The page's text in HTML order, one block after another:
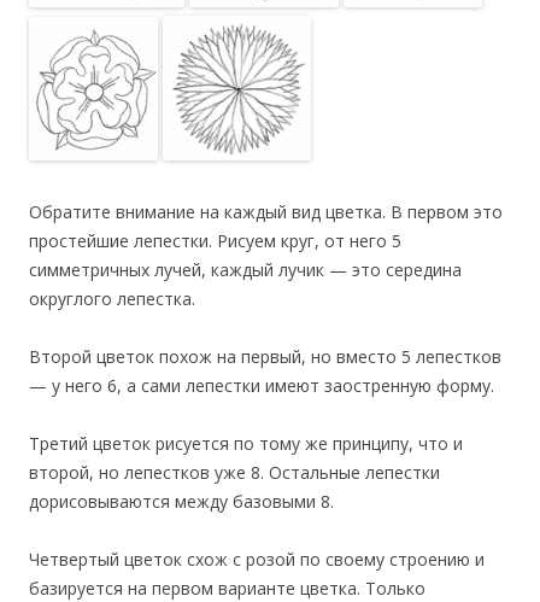
Обратите внимание на каждый вид цветка. В первом это
простейшие лепестки. Рисуем круг, от него 5
симметричных лучей, каждый лучик — это середина
округлого лепестка.
Второй цветок похож на первый, но вместо 5 лепестков
— у него 6, а сами лепестки имеют заостренную форму.
Третий цветок рисуется по тому же принципу, что и
второй, но лепестков уже 8. Остальные лепестки
дорисовываются между базовыми 8.
Четвертый цветок схож с розой по своему строению и
базируется на первом варианте цветка. Только